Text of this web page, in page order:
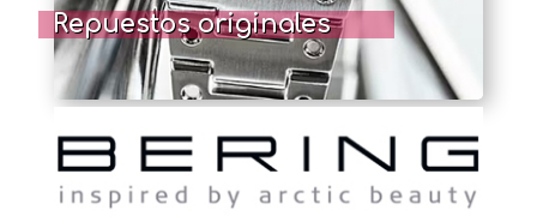
Repuestos originales